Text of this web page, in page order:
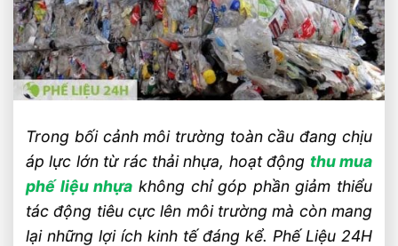
Trong bối cảnh môi trường toàn cầu đang chịu
áp lực lớn từ rác thải nhựa, hoạt động thu mua
phế liệu nhựa không chỉ góp phần giảm thiểu
tác động tiêu cực lên môi trường mà còn mang
lại những lợi ích kinh tế đáng kể. Phế Liệu 24H